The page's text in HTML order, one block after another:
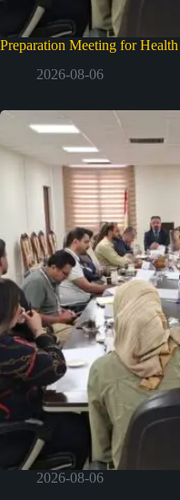
Preparation Meeting for
2026-08-06
2026-08-06